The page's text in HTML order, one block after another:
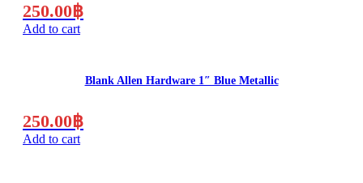
250.00฿
Add to cart
Blank Allen Hardware 1″ Blue Metallic
250.00฿
Add to cart